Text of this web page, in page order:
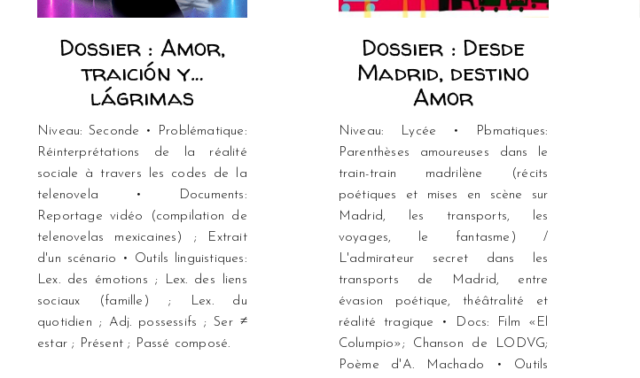
Dossier : Amor,
traición y…
lágrimas
Niveau: Seconde • Problématique:
Réinterprétations de la réalité
sociale à travers les codes de la
telenovela • Documents:
Reportage vidéo (compilation de
telenovelas mexicaines) ; Extrait
d'un scénario • Outils linguistiques:
Lex. des émotions ; Lex. des liens
sociaux (famille) ; Lex. du
quotidien ; Adj. possessifs ; Ser ≠
estar ; Présent ; Passé composé.
Dossier : Desde
Madrid, destino
Amor
Niveau: Lycée • Pbmatiques:
Parenthèses amoureuses dans le
train-train madrilène (récits
poétiques et mises en scène sur
Madrid, les transports, les
voyages, le fantasme) /
L'admirateur secret dans les
transports de Madrid, entre
évasion poétique, théâtralité et
réalité tragique • Docs: Film «El
Columpio»; Chanson de LODVG;
Poème d'A. Machado • Outils